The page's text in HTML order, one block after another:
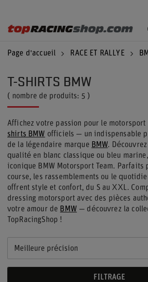
Page d'accueil RACE ET RALLYE
T-SHIRTS BMW
( nombre de produits: 5 )
Affichez votre passion pour le motorsport
shirts BMW officiels — un indispensable
de la légendaire marque BMW.
qualité en blanc classique ou bleu
iconique BMW Motorsport Team. Parfaits
course, les rassemblements ou le
offrent style et confort, du S au XXL.
dressing motorsport avec des pièces
votre amour de BMW — découvrez la
TopRacingShop !
Meilleure précision
FILTRAGE